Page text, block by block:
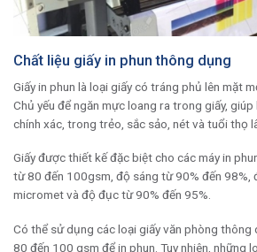
Chất liệu giấy in phun thông dụng
Giấy in phun là loại giấy có tráng phủ lên mặt
Chủ yếu để ngăn mực loang ra trong giấy,
chính xác, trong trẻo, sắc sảo, nét và tuổi thọ
Giấy được thiết kế đặc biệt cho các máy in
từ 80 đến 100gsm, độ sáng từ 90% đến 98%,
micromet và độ đục từ 90% đến 95%.
Có thể sử dụng các loại giấy văn phòng
80 đến 100 gsm để in phun. Tuy nhiên, những